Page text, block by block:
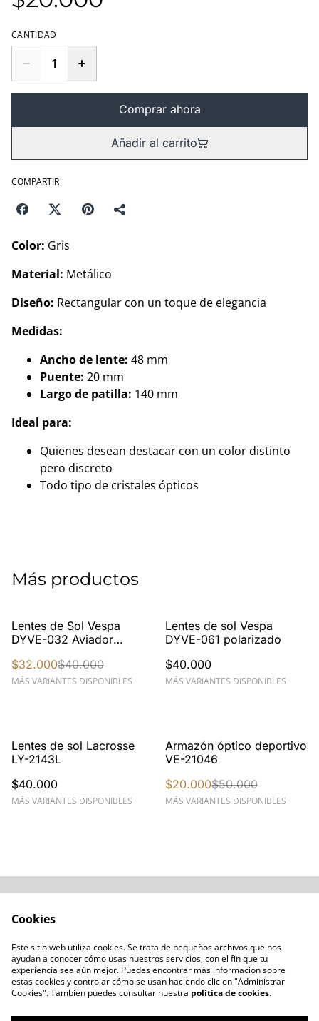
CANTIDAD
Comprar ahora
Añadir al carrito
COMPARTIR
Color: Gris
Material: Metálico
Diseño: Rectangular con un toque de elegancia
Medidas:
Ancho de lente: 48 mm
Puente: 20 mm
Largo de patilla: 140 mm
Ideal para:
Quienes desean destacar con un color distinto
pero discreto
Todo tipo de cristales ópticos
Más productos
%
Lentes de Sol Vespa
DYVE-032 Aviador
$32.000$40.000
MÁS VARIANTES DISPONIBLES
Lentes de sol Vespa
DYVE-061 polarizado
$40.000
MÁS VARIANTES DISPONIBLES
Lentes de sol Lacrosse
LY-2143L
$40.000
MÁS VARIANTES DISPONIBLES
%
Armazón óptico deportivo
VE-21046
$20.000$50.000
MÁS VARIANTES DISPONIBLES
Condiciones
Política de Privacidad
Política de Cookies
Blogs
Cookies
Este sitio web utiliza cookies. Se trata de pequeños archivos que nos
ayudan a conocer cómo usas nuestros servicios, con el fin que tu
experiencia sea aún mejor. Puedes encontrar más información sobre
estas cookies y controlar cómo se usan haciendo clic en "Administrar
Cookies". También puedes consultar nuestra política de cookies.